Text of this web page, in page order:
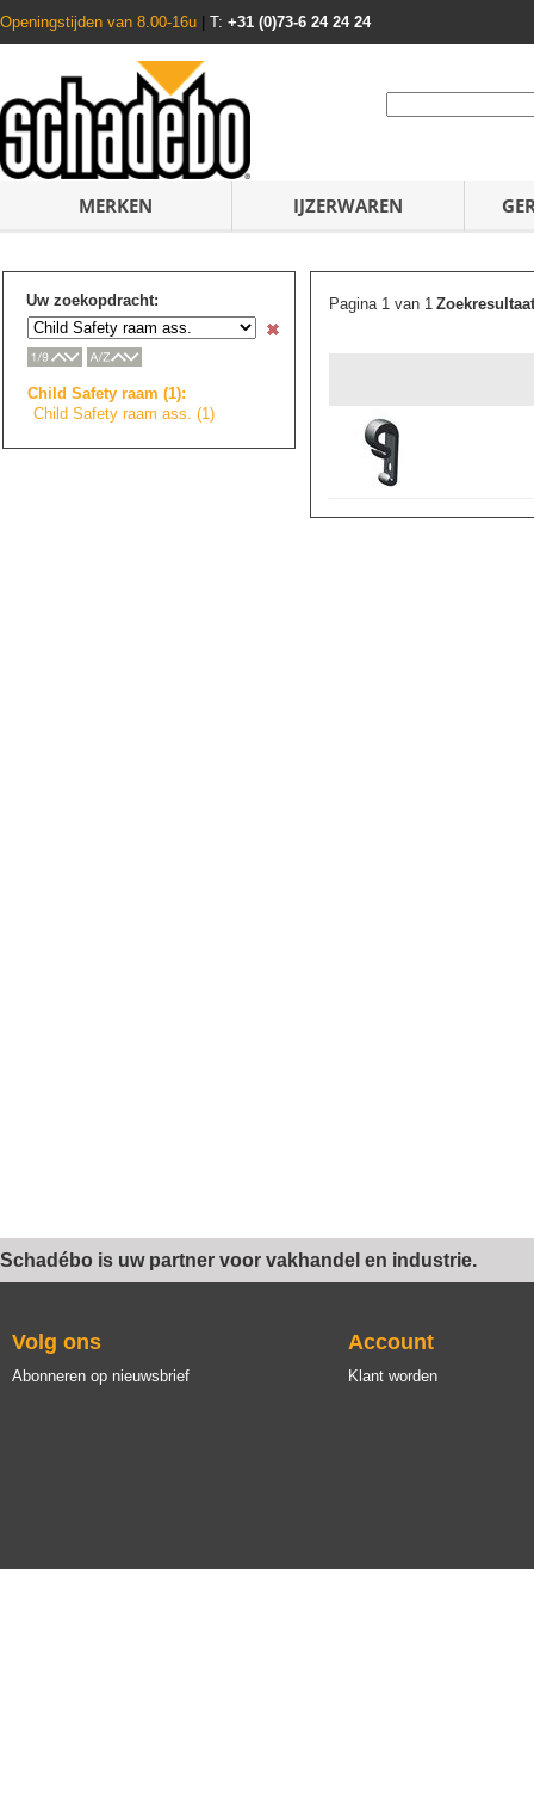
Openingstijden van 8.00-16u T: +31 (0)73-6 24 24 24
MERKEN IJZERWAREN
Uw zoekopdracht:
Child Safety raam (1):
Child Safety raam ass. (1)
Pagina 1 van 1Zoekresultaat
Schadébo is uw partner voor vakhandel en industrie.
Volg ons
Abonneren op nieuwsbrief
Account
Klant worden